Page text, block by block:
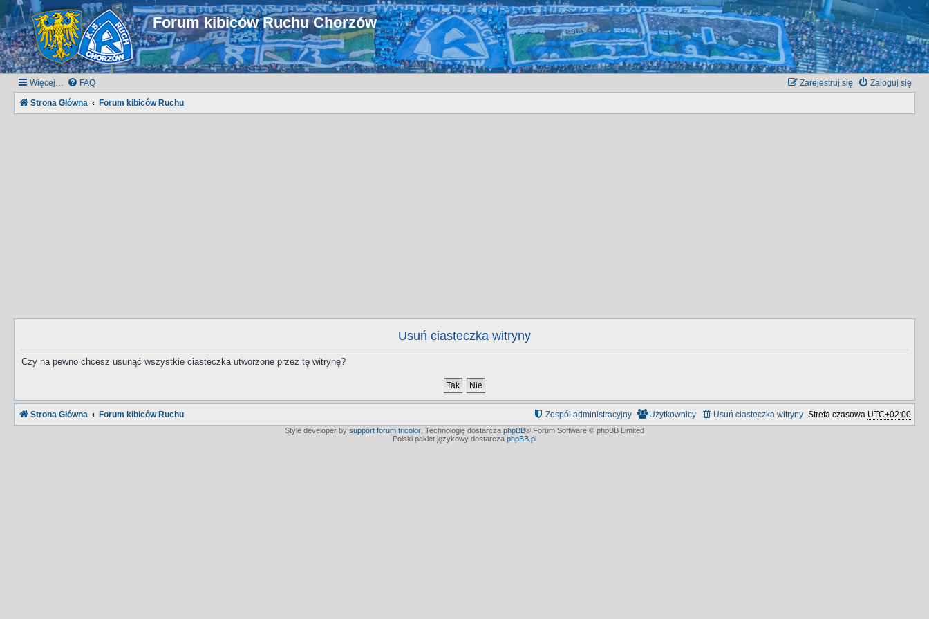
Forum kibiców Ruchu Chorzów
Więcej… FAQ Zaloguj się
Zarejestruj się
Strona Główna Forum kibiców Ruchu
Usuń ciasteczka witryny
Czy na pewno chcesz usunąć wszystkie ciasteczka utworzone przez tę witrynę?
Strona Główna Forum kibiców Ruchu Strefa czasowa UTC+02:00
Usuń ciasteczka witryny
Użytkownicy
Zespół administracyjny
Style developer by support forum tricolor Technologię dostarcza phpBB® Forum Software © phpBB Limited
Polski pakiet językowy dostarcza phpBB.pl